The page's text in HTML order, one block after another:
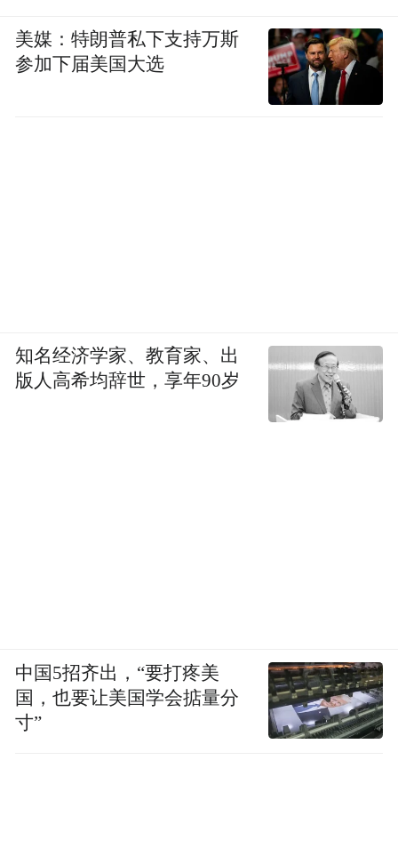
美媒：特朗普私下支持万斯
参加下届美国大选
知名经济学家、教育家、出
版人高希均辞世，享年90岁
中国5招齐出，“要打疼美
国，也要让美国学会掂量分
寸”